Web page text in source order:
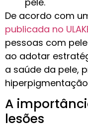
De acordo com
publicada no
pessoas com
ao adotar
a saúde da pele,
A
lesões